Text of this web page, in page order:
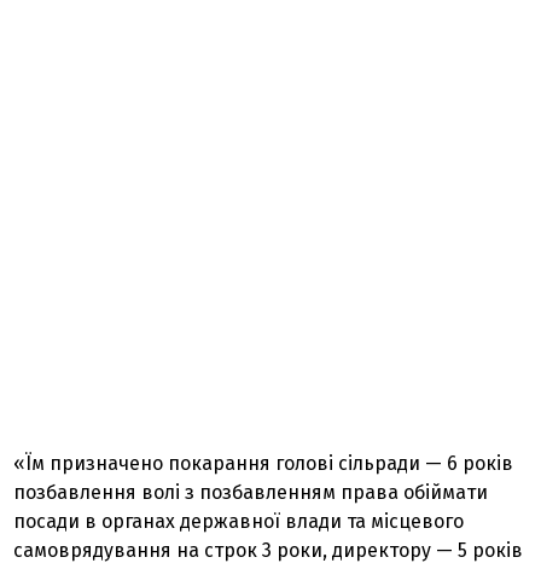
«Їм призначено покарання голові сільради — 6 років
позбавлення волі з позбавленням права обіймати
посади в органах державної влади та місцевого
самоврядування на строк 3 роки, директору — 5 років